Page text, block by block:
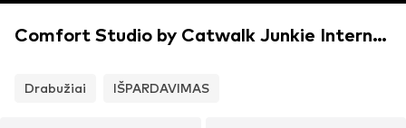
Comfort Studio by Catwalk Junkie Internetinė parduotuvė
Drabužiai IŠPARDAVIMAS